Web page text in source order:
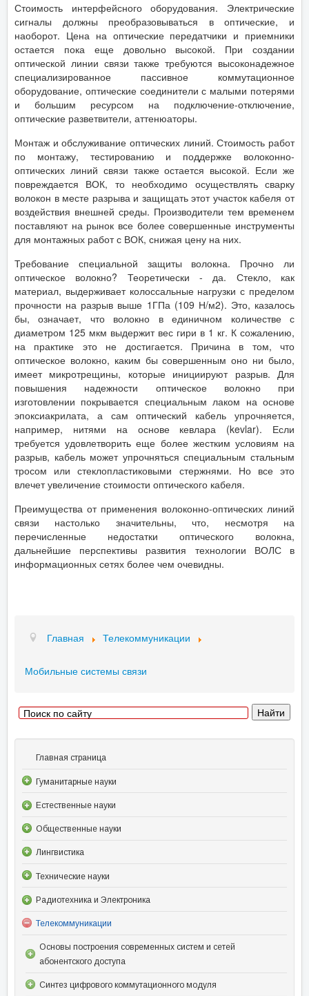
Стоимость интерфейсного оборудования. Электрические
сигналы должны преобразовываться в оптические, и
наоборот. Цена на оптические передатчики и приемники
остается пока еще довольно высокой. При создании
оптической линии связи также требуются высоконадежное
специализированное пассивное коммутационное
оборудование, оптические соединители с малыми потерями
и большим ресурсом на подключение-отключение,
оптические разветвители, аттенюаторы.
Монтаж и обслуживание оптических линий. Стоимость работ
по монтажу, тестированию и поддержке волоконно-
оптических линий связи также остается высокой. Если же
повреждается ВОК, то необходимо осуществлять сварку
волокон в месте разрыва и защищать этот участок кабеля от
воздействия внешней среды. Производители тем временем
поставляют на рынок все более совершенные инструменты
для монтажных работ с ВОК, снижая цену на них.
Требование специальной защиты волокна. Прочно ли
оптическое волокно? Теоретически - да. Стекло, как
материал, выдерживает колоссальные нагрузки с пределом
прочности на разрыв выше 1ГПа (109 Н/м2). Это, казалось
бы, означает, что волокно в единичном количестве с
диаметром 125 мкм выдержит вес гири в 1 кг. К сожалению,
на практике это не достигается. Причина в том, что
оптическое волокно, каким бы совершенным оно ни было,
имеет микротрещины, которые инициируют разрыв. Для
повышения надежности оптическое волокно при
изготовлении покрывается специальным лаком на основе
эпоксиакрилата, а сам оптический кабель упрочняется,
например, нитями на основе кевлара (kevlar). Если
требуется удовлетворить еще более жестким условиям на
разрыв, кабель может упрочняться специальным стальным
тросом или стеклопластиковыми стержнями. Но все это
влечет увеличение стоимости оптического кабеля.
Преимущества от применения волоконно-оптических линий
связи настолько значительны, что, несмотря на
перечисленные недостатки оптического волокна,
дальнейшие перспективы развития технологии ВОЛС в
информационных сетях более чем очевидны.
Главная Телекоммуникации
Мобильные системы связи
Главная страница
Гуманитарные науки
Естественные науки
Общественные науки
Лингвистика
Технические науки
Радиотехника и Электроника
Телекоммуникации
Основы построения современных систем и сетей
абонентского доступа
Синтез цифрового коммутационного модуля